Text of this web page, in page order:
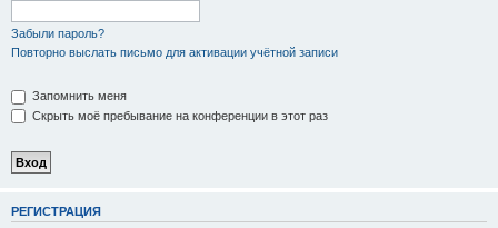
Забыли пароль?
Повторно выслать письмо для активации учётной записи
Запомнить меня
Скрыть моё пребывание на конференции в этот раз
РЕГИСТРАЦИЯ